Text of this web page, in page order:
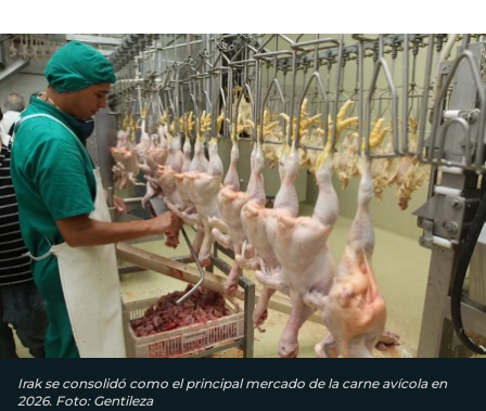
Irak se consolidó como el principal mercado de la carne avícola en
2026. Foto: Gentileza